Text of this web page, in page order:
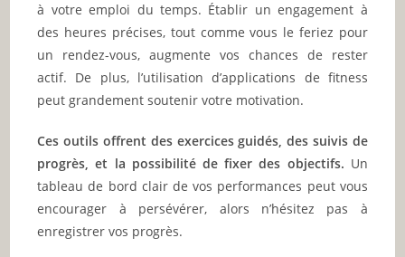
à votre emploi du temps. Établir un engagement à
des heures précises, tout comme vous le feriez pour
un rendez-vous, augmente vos chances de rester
actif. De plus, l’utilisation d’applications de fitness
peut grandement soutenir votre motivation.
Ces outils offrent des exercices guidés, des suivis de
progrès, et la possibilité de fixer des objectifs. Un
tableau de bord clair de vos performances peut vous
encourager à persévérer, alors n’hésitez pas à
enregistrer vos progrès.